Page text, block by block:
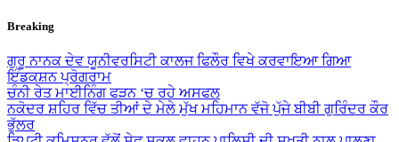
Skip
content
Breaking
ਗੁਰੂ ਨਾਨਕ ਦੇਵ ਯੂਨੀਵਰਸਿਟੀ ਕਾਲਜ ਫਿਲੌਰ ਵਿਖੇ ਕਰਵਾਇਆ ਗਿਆ
ਇੰਡਕਸ਼ਨ ਪ੍ਰੋਗਰਾਮ
ਚੰਨੀ ਰੇਤ ਮਾਈਨਿੰਗ ਫੜਨ ‘ਚ ਰਹੇ ਅਸਫਲ
ਨਕੋਦਰ ਸ਼ਹਿਰ ਵਿੱਚ ਤੀਆਂ ਦੇ ਮੇਲੇ ਮੁੱਖ ਮਹਿਮਾਨ ਵੱਜੋ ਪੁੱਜੇ ਬੀਬੀ ਗੁਰਿੰਦਰ ਕੌਰ
ਭੁੱਲਰ